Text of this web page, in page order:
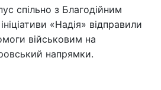
спільно з Благодійним
«Надія» відправили
військовим на
напрямки.